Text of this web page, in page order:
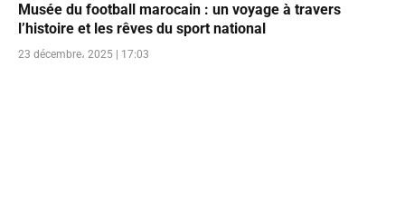
Musée du football marocain : un voyage à travers
l’histoire et les rêves du sport national
23 décembre، 2025 | 17:03